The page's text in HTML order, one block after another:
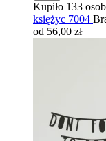
Kupiło 133
księżyc 7004
od 56,00 zł